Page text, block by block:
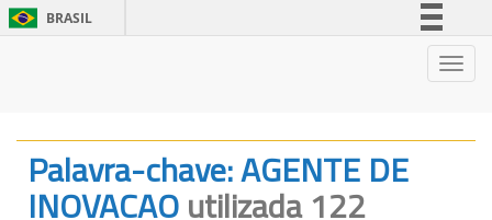
BRASIL
Legislação
Palavra-chave: AGENTE DE
INOVACAOutilizada 122